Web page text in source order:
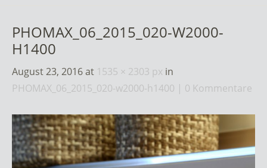
PHOMAX_06_2015_020-W2000-
H1400
August 23, 2016at 1535 × 2303 px in
PHOMAX_06_2015_020-w2000-h1400
0 Kommentare